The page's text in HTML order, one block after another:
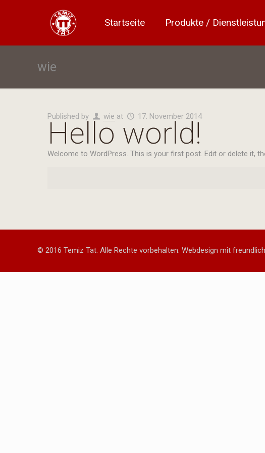
Startseite Produkte /
wie
Published by wie at 17. November 2014
Hello world!
Welcome to WordPress. This is your first post. Edit or delete it,
© 2016 Temiz Tat. Alle Rechte vorbehalten. Webdesign mit